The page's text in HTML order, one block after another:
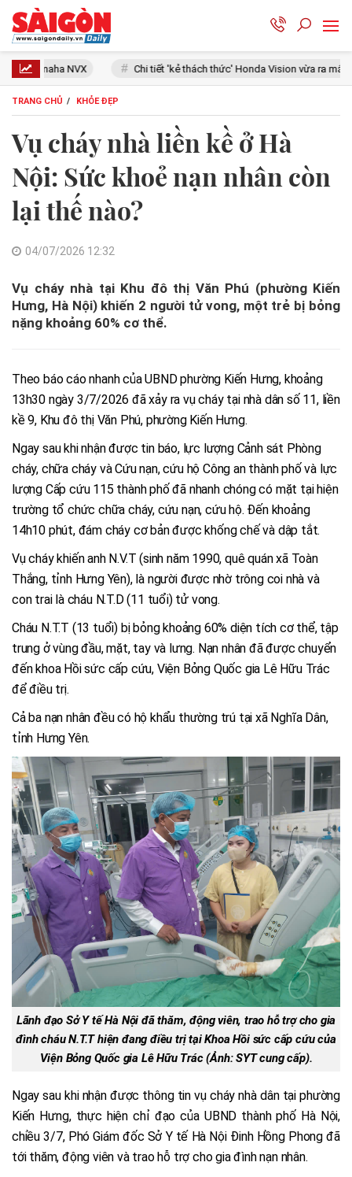
Chi tiết 'kẻ thách thức' Honda Vision vừa ra mắt: Thiết kế đẹp như
TRANG CHỦ KHỎE ĐẸP
Vụ cháy nhà liền kề ở Hà
Nội: Sức khoẻ nạn nhân còn
lại thế nào?
04/07/2026 12:32
Vụ cháy nhà tại Khu đô thị Văn Phú (phường Kiến
Hưng, Hà Nội) khiến 2 người tử vong, một trẻ bị bỏng
nặng khoảng 60% cơ thể.
Theo báo cáo nhanh của UBND phường Kiến Hưng, khoảng
13h30 ngày 3/7/2026 đã xảy ra vụ cháy tại nhà dân số 11, liền
kề 9, Khu đô thị Văn Phú, phường Kiến Hưng.
Ngay sau khi nhận được tin báo, lực lượng Cảnh sát Phòng
cháy, chữa cháy và Cứu nạn, cứu hộ Công an thành phố và lực
lượng Cấp cứu 115 thành phố đã nhanh chóng có mặt tại hiện
trường tổ chức chữa cháy, cứu nạn, cứu hộ. Đến khoảng
14h10 phút, đám cháy cơ bản được khống chế và dập tắt.
Vụ cháy khiến anh N.V.T (sinh năm 1990, quê quán xã Toàn
Thắng, tỉnh Hưng Yên), là người được nhờ trông coi nhà và
con trai là cháu N.T.D (11 tuổi) tử vong.
Cháu N.T.T (13 tuổi) bị bỏng khoảng 60% diện tích cơ thể, tập
trung ở vùng đầu, mặt, tay và lưng. Nạn nhân đã được chuyển
đến khoa Hồi sức cấp cứu, Viện Bỏng Quốc gia Lê Hữu Trác
để điều trị.
Cả ba nạn nhân đều có hộ khẩu thường trú tại xã Nghĩa Dân,
tỉnh Hưng Yên.
Lãnh đạo Sở Y tế Hà Nội đã thăm, động viên, trao hỗ trợ cho gia
đình cháu N.T.T hiện đang điều trị tại Khoa Hồi sức cấp cứu của
Viện Bỏng Quốc gia Lê Hữu Trác (Ảnh: SYT cung cấp).
Ngay sau khi nhận được thông tin vụ cháy nhà dân tại phường
Kiến Hưng, thực hiện chỉ đạo của UBND thành phố Hà Nội,
chiều 3/7, Phó Giám đốc Sở Y tế Hà Nội Đinh Hồng Phong đã
tới thăm, động viên và trao hỗ trợ cho gia đình nạn nhân.